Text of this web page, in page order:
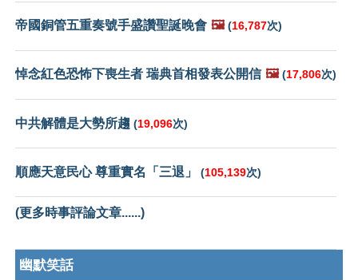
帝國銅管五重奏號手盛讚聖誕晚會 🖼️ (16,787次)
悼念紅色恐怖下喪生者 瑞典首相發表公開信 🖼️ (17,806次)
中共解體是大勢所趨 (19,096次)
順應天意民心 尊重實名「三退」 (105,139次)
(更多時事評論文章......)
幽默笑話